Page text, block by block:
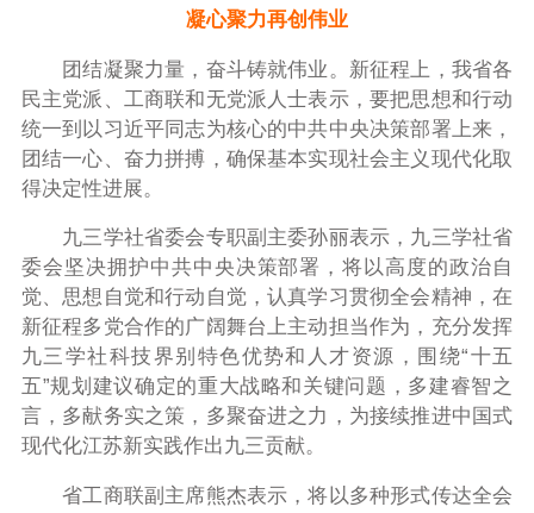
凝心聚力再创伟业
团结凝聚力量，奋斗铸就伟业。新征程上，我省各
民主党派、工商联和无党派人士表示，要把思想和行动
统一到以习近平同志为核心的中共中央决策部署上来，
团结一心、奋力拼搏，确保基本实现社会主义现代化取
得决定性进展。
九三学社省委会专职副主委孙丽表示，九三学社省
委会坚决拥护中共中央决策部署，将以高度的政治自
觉、思想自觉和行动自觉，认真学习贯彻全会精神，在
新征程多党合作的广阔舞台上主动担当作为，充分发挥
九三学社科技界别特色优势和人才资源，围绕“十五
五”规划建议确定的重大战略和关键问题，多建睿智之
言，多献务实之策，多聚奋进之力，为接续推进中国式
现代化江苏新实践作出九三贡献。
省工商联副主席熊杰表示，将以多种形式传达全会